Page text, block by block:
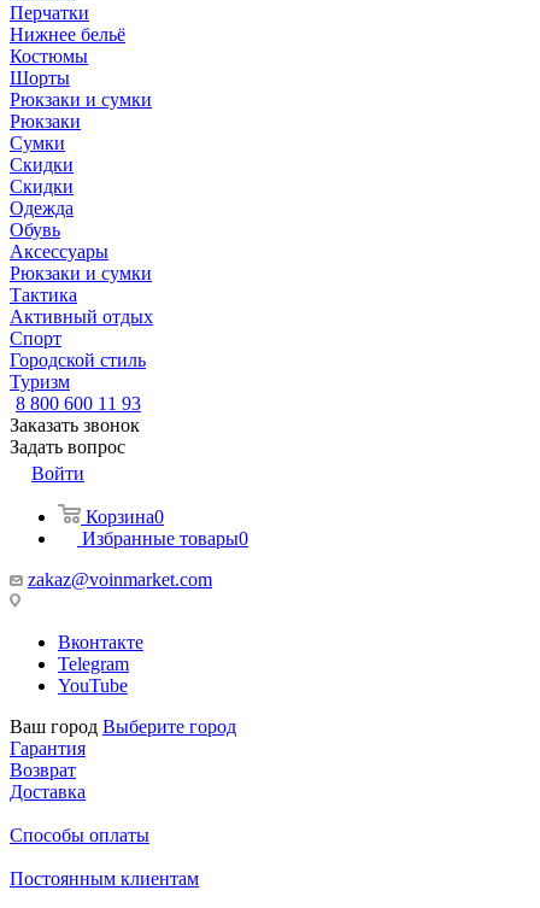
Перчатки
Нижнее бельё
Костюмы
Шорты
Рюкзаки и сумки
Рюкзаки
Сумки
Скидки
Скидки
Одежда
Обувь
Аксессуары
Рюкзаки и сумки
Тактика
Активный отдых
Спорт
Городской стиль
Туризм
8 800 600 11 93
Заказать звонок
Задать вопрос
Войти
Корзина0
Избранные товары0
zakaz@voinmarket.com
Вконтакте
Telegram
YouTube
Ваш город Выберите город
Гарантия
Возврат
Доставка
Способы оплаты
Постоянным клиентам